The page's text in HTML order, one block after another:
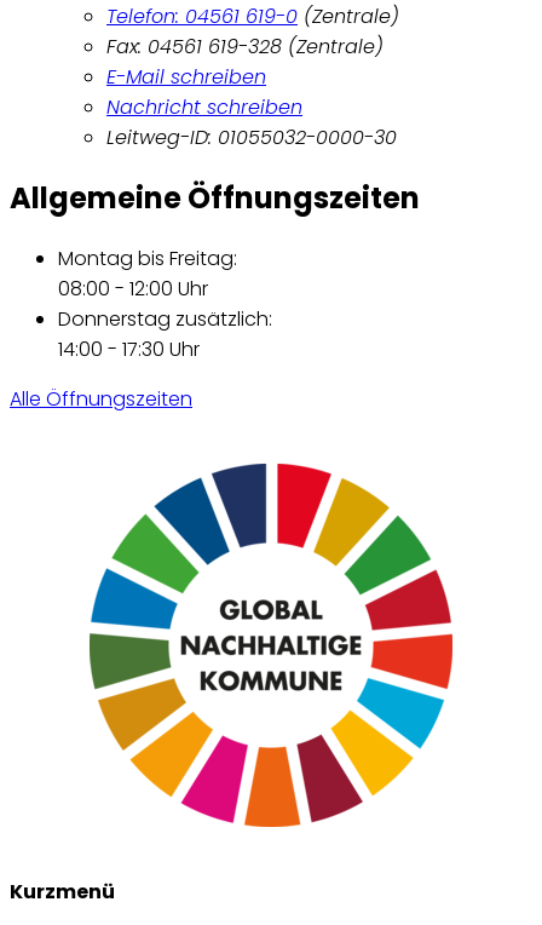
Telefon: 04561 619-0 (Zentrale)
Fax: 04561 619-328 (Zentrale)
E-Mail schreiben
Nachricht schreiben
Leitweg-ID: 01055032-0000-30
Allgemeine Öffnungszeiten
Montag bis Freitag:
08:00 - 12:00 Uhr
Donnerstag zusätzlich:
14:00 - 17:30 Uhr
Alle Öffnungszeiten
Kurzmenü